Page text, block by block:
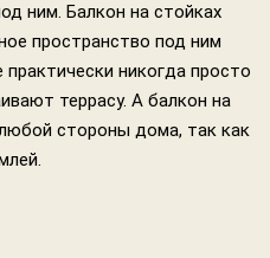
ним. Балкон на стойках
пространство под ним
никогда просто
террасу. А балкон на
стороны дома, так как